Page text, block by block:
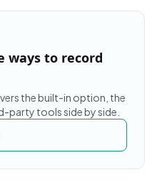
ways to record
the built-in option, the
party tools side by side.